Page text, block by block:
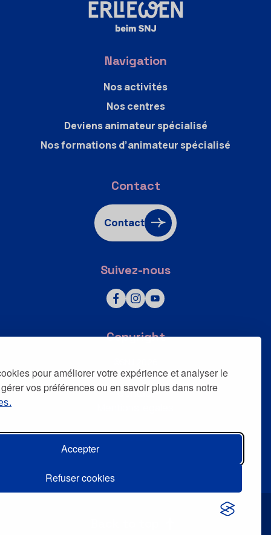
pour améliorer votre expérience et analyser le
vos préférences ou en savoir plus dans notre
Accepter
Refuser cookies
Navigation
Nos activités
Nos centres
Deviens animateur spécialisé
Nos formations d’animateur spécialisé
Contact
Contact
Suivez-nous
Copyright
Tous droits réservés
Contact